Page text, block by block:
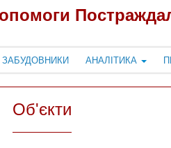
ЗАБУДОВНИКИ АНАЛІТИКА
Об'єкти